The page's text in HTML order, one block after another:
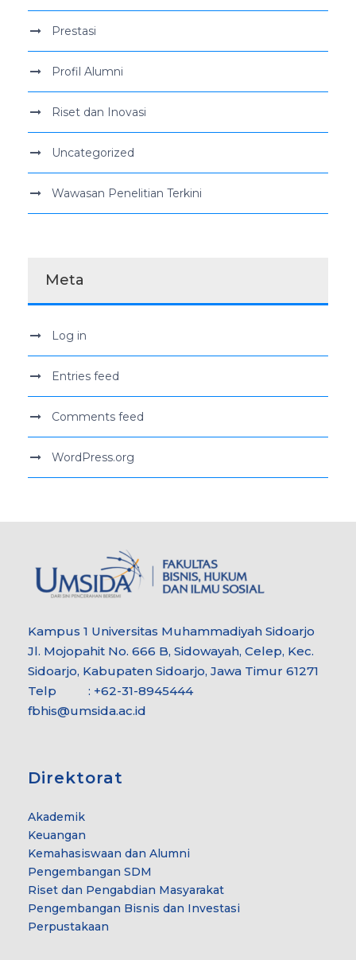
Prestasi
Profil Alumni
Riset dan Inovasi
Uncategorized
Wawasan Penelitian Terkini
Meta
Log in
Entries feed
Comments feed
WordPress.org
Kampus 1 Universitas Muhammadiyah Sidoarjo
Jl. Mojopahit No. 666 B, Sidowayah, Celep, Kec.
Sidoarjo, Kabupaten Sidoarjo, Jawa Timur 61271
Telp : +62-31-8945444
fbhis@umsida.ac.id
Direktorat
Akademik
Keuangan
Kemahasiswaan dan Alumni
Pengembangan SDM
Riset dan Pengabdian Masyarakat
Pengembangan Bisnis dan Investasi
Perpustakaan